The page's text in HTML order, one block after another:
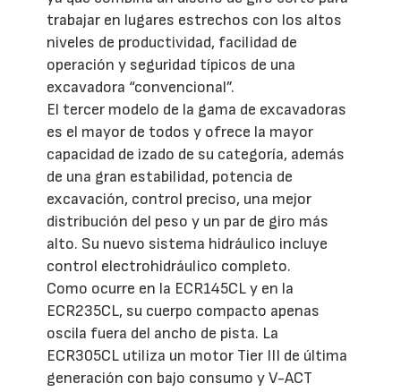
trabajar en lugares estrechos con los altos
niveles de productividad, facilidad de
operación y seguridad típicos de una
excavadora “convencional”.
El tercer modelo de la gama de excavadoras
es el mayor de todos y ofrece la mayor
capacidad de izado de su categoría, además
de una gran estabilidad, potencia de
excavación, control preciso, una mejor
distribución del peso y un par de giro más
alto. Su nuevo sistema hidráulico incluye
control electrohidráulico completo.
Como ocurre en la ECR145CL y en la
ECR235CL, su cuerpo compacto apenas
oscila fuera del ancho de pista. La
ECR305CL utiliza un motor Tier III de última
generación con bajo consumo y V-ACT